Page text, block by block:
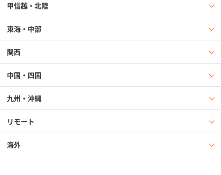
甲信越・北陸
東海・中部
関西
中国・四国
九州・沖縄
リモート
海外